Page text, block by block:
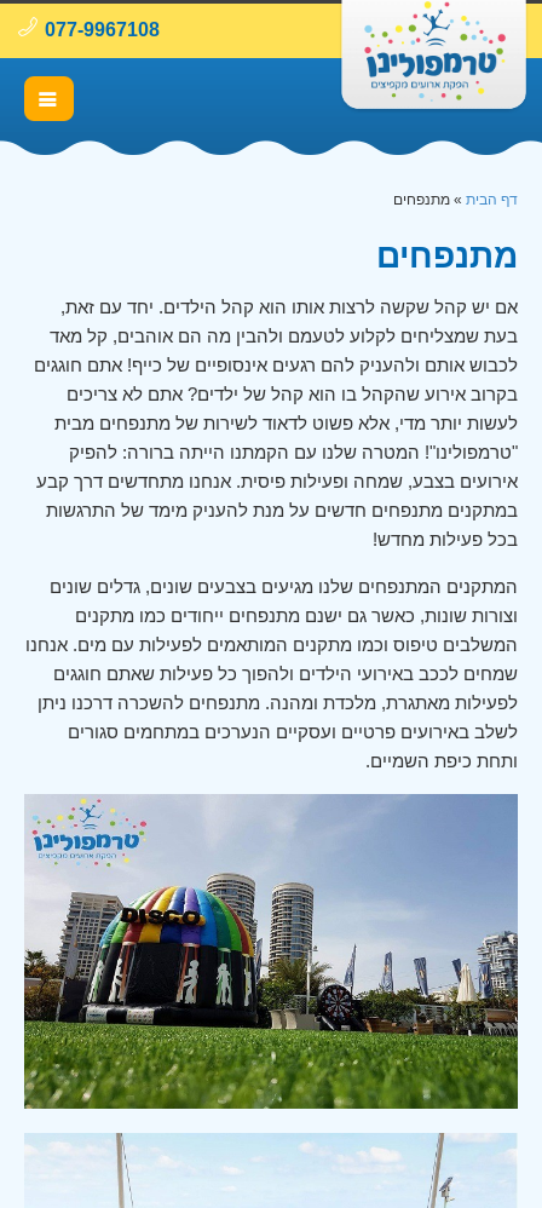
077-9967108
דף הבית » מתנפחים
מתנפחים
אם יש קהל שקשה לרצות אותו הוא קהל הילדים. יחד עם זאת,
בעת שמצליחים לקלוע לטעמם ולהבין מה הם אוהבים, קל מאד
לכבוש אותם ולהעניק להם רגעים אינסופיים של כייף! אתם חוגגים
בקרוב אירוע שהקהל בו הוא קהל של ילדים? אתם לא צריכים
לעשות יותר מדי, אלא פשוט לדאוד לשירות של מתנפחים מבית
"טרמפולינו"! המטרה שלנו עם הקמתנו הייתה ברורה: להפיק
אירועים בצבע, שמחה ופעילות פיסית. אנחנו מתחדשים דרך קבע
במתקנים מתנפחים חדשים על מנת להעניק מימד של התרגשות
בכל פעילות מחדש!
המתקנים המתנפחים שלנו מגיעים בצבעים שונים, גדלים שונים
וצורות שונות, כאשר גם ישנם מתנפחים ייחודים כמו מתקנים
המשלבים טיפוס וכמו מתקנים המותאמים לפעילות עם מים. אנחנו
שמחים לככב באירועי הילדים ולהפוך כל פעילות שאתם חוגגים
לפעילות מאתגרת, מלכדת ומהנה. מתנפחים להשכרה דרכנו ניתן
לשלב באירועים פרטיים ועסקיים הנערכים במתחמים סגורים
ותחת כיפת השמיים.